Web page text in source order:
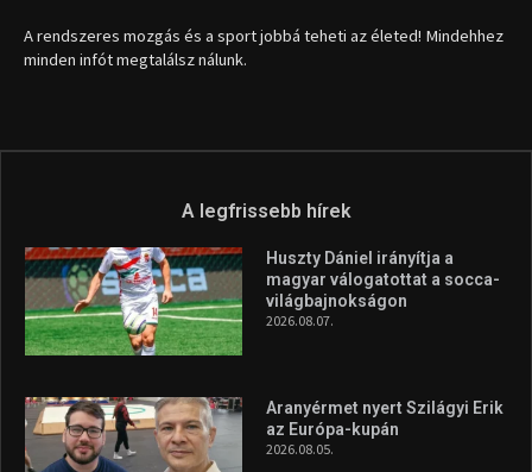
A rendszeres mozgás és a sport jobbá teheti az életed! Mindehhez
minden infót megtalálsz nálunk.
A legfrissebb hírek
Huszty Dániel irányítja a
magyar válogatottat a socca-
világbajnokságon
2026.08.07.
Aranyérmet nyert Szilágyi Erik
az Európa-kupán
2026.08.05.